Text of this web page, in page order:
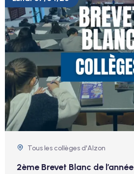
Tous les collèges d'Alzon
2ème Brevet Blanc de l’année